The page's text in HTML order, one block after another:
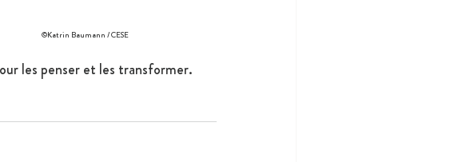
©Katrin Baumann / CESE
les penser et les transformer.